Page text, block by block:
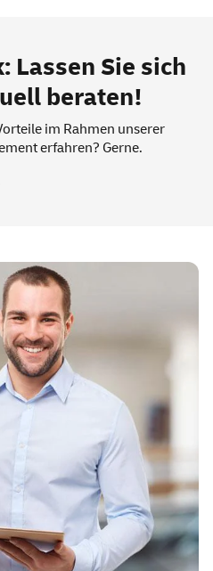
Lassen Sie sich
beraten!
im Rahmen unserer
erfahren? Gerne.